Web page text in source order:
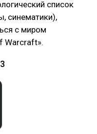
список
синематики),
с миром
Warcraft».